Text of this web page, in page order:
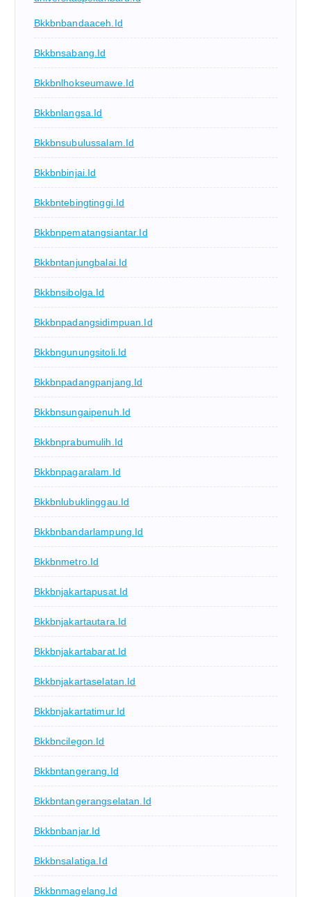
Bkkbnbandaaceh.id
Bkkbnsabang.id
Bkkbnlhokseumawe.id
Bkkbnlangsa.id
Bkkbnsubulussalam.id
Bkkbnbinjai.id
Bkkbntebingtinggi.id
Bkkbnpematangsiantar.id
Bkkbntanjungbalai.id
Bkkbnsibolga.id
Bkkbnpadangsidimpuan.id
Bkkbngunungsitoli.id
Bkkbnpadangpanjang.id
Bkkbnsungaipenuh.id
Bkkbnprabumulih.id
Bkkbnpagaralam.id
Bkkbnlubuklinggau.id
Bkkbnbandarlampung.id
Bkkbnmetro.id
Bkkbnjakartapusat.id
Bkkbnjakartautara.id
Bkkbnjakartabarat.id
Bkkbnjakartaselatan.id
Bkkbnjakartatimur.id
Bkkbncilegon.id
Bkkbntangerang.id
Bkkbntangerangselatan.id
Bkkbnbanjar.id
Bkkbnsalatiga.id
Bkkbnmagelang.id